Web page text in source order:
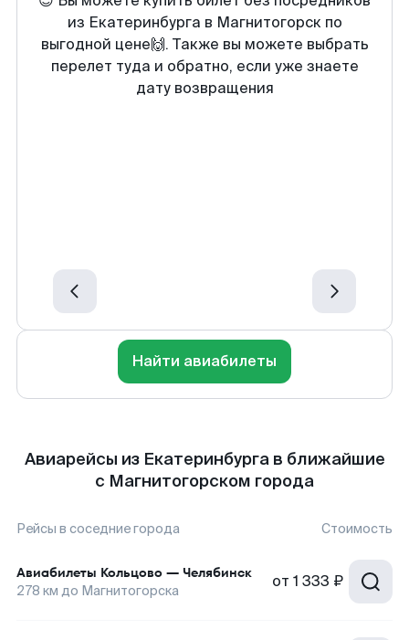
из Екатеринбурга в Магнитогорск по
выгодной цене🙌. Также вы можете выбрать
перелет туда и обратно, если уже знаете
дату возвращения
Найти авиабилеты
Авиарейсы из Екатеринбурга в ближайшие
с Магнитогорском города
Рейсы в соседние города Стоимость
Авиабилеты Кольцово — Челябинск
278 км до Магнитогорска от 1 333 ₽